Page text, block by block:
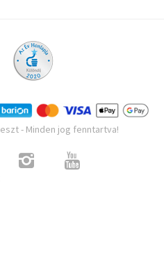
- Minden jog fenntartva!